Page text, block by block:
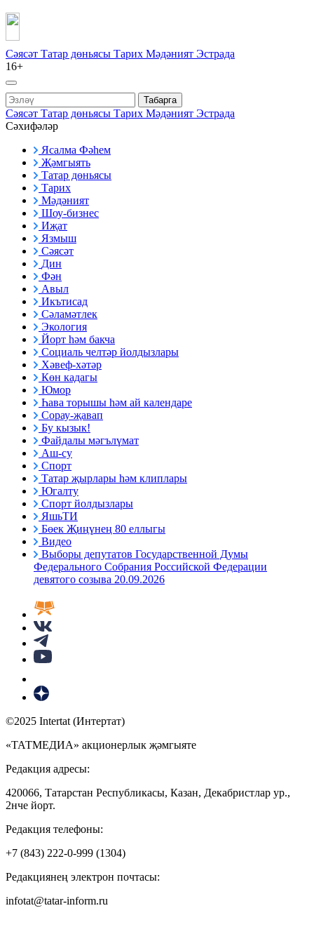
Сәясәт Татар дөньясы Тарих Мәдәният Эстрада
16+
Табарга
Сәясәт Татар дөньясы Тарих Мәдәният Эстрада
Сәхифәләр
Ясалма Фәһем
Җәмгыять
Татар дөньясы
Тарих
Мәдәният
Шоу-бизнес
Иҗат
Язмыш
Сәясәт
Дин
Фән
Авыл
Икътисад
Сәламәтлек
Экология
Йорт һәм бакча
Социаль челтәр йолдызлары
Хәвеф-хәтәр
Көн кадагы
Юмор
Һава торышы һәм ай календаре
Сорау-җавап
Бу кызык!
Файдалы мәгълүмат
Аш-су
Спорт
Татар җырлары һәм клиплары
Югалту
Спорт йолдызлары
ЯшьТИ
Бөек Җиңүнең 80 еллыгы
Видео
Выборы депутатов Государственной Думы
Федерального Собрания Российской Федерации
девятого созыва 20.09.2026
©2025 Intertat (Интертат)
«ТАТМЕДИА» акционерлык җәмгыяте
Редакция адресы:
420066, Татарстан Республикасы, Казан, Декабристлар ур.,
2нче йорт.
Редакция телефоны:
+7 (843) 222-0-999 (1304)
Редакциянең электрон почтасы:
infotat@tatar-inform.ru